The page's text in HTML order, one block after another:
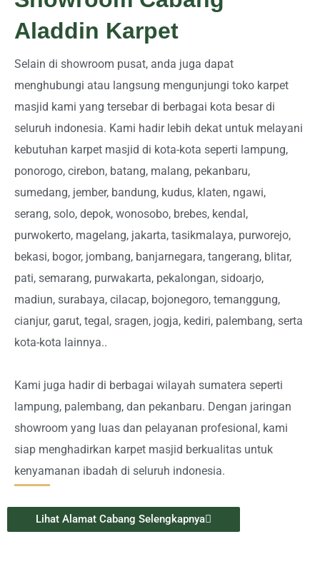
Aladdin Karpet
Selain di showroom pusat, anda juga dapat
menghubungi atau langsung mengunjungi toko karpet
masjid kami yang tersebar di berbagai kota besar di
seluruh indonesia. Kami hadir lebih dekat untuk melayani
kebutuhan karpet masjid di kota-kota seperti lampung,
ponorogo, cirebon, batang, malang, pekanbaru,
sumedang, jember, bandung, kudus, klaten, ngawi,
serang, solo, depok, wonosobo, brebes, kendal,
purwokerto, magelang, jakarta, tasikmalaya, purworejo,
bekasi, bogor, jombang, banjarnegara, tangerang, blitar,
pati, semarang, purwakarta, pekalongan, sidoarjo,
madiun, surabaya, cilacap, bojonegoro, temanggung,
cianjur, garut, tegal, sragen, jogja, kediri, palembang, serta
kota-kota lainnya..
Kami juga hadir di berbagai wilayah sumatera seperti
lampung, palembang, dan pekanbaru. Dengan jaringan
showroom yang luas dan pelayanan profesional, kami
siap menghadirkan karpet masjid berkualitas untuk
kenyamanan ibadah di seluruh indonesia.
Lihat Alamat Cabang Selengkapnya